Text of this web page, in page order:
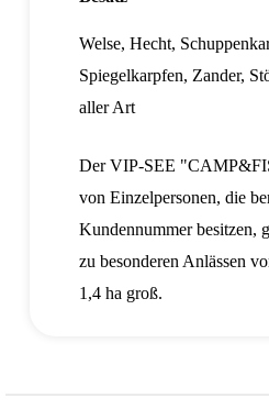
Welse, Hecht,
Spiegelkarpfen, Zander,
aller Art
Der VIP-SEE
von Einzelpersonen, die
Kundennummer besitzen,
zu besonderen Anlässen
1,4 ha groß.